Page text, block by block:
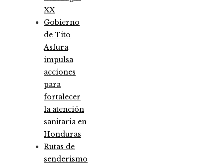
XX
Gobierno
de Tito
Asfura
impulsa
acciones
para
fortalecer
la atención
sanitaria en
Honduras
Rutas de
senderismo